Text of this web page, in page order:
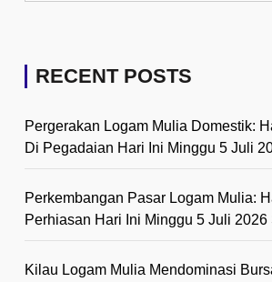
RECENT POSTS
Pergerakan Logam Mulia Domestik:
Di Pegadaian Hari Ini Minggu 5 Juli
Perkembangan Pasar Logam Mulia:
Perhiasan Hari Ini Minggu 5 Juli 2026
Kilau Logam Mulia Mendominasi